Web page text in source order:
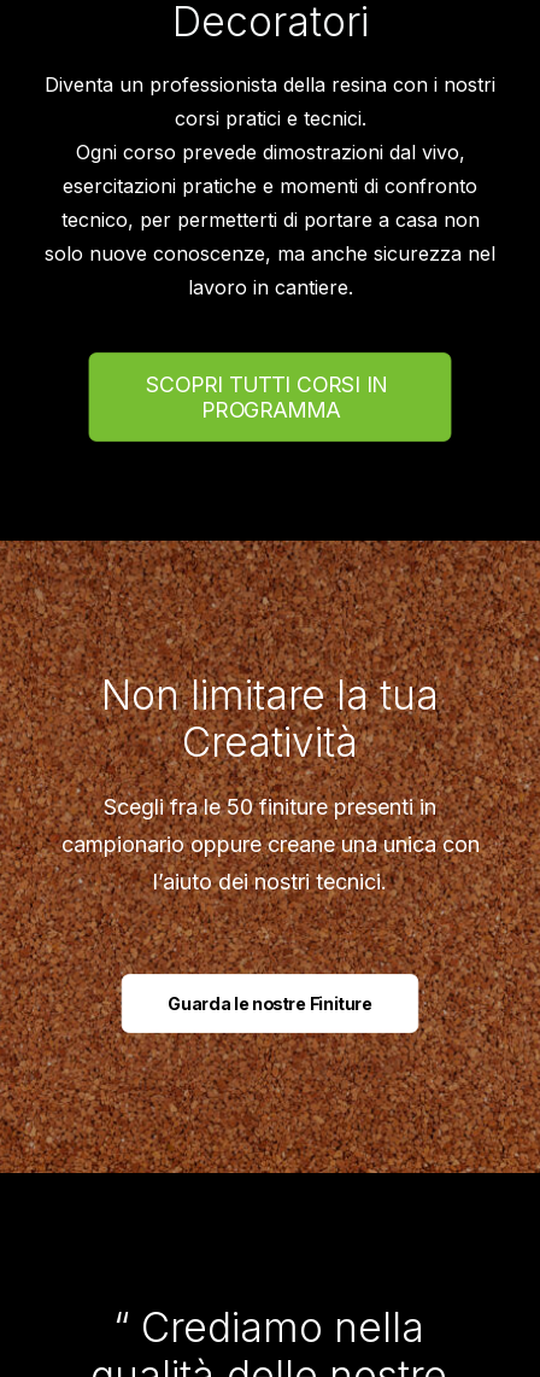
Decoratori
Diventa un professionista della resina con i nostri
corsi pratici e tecnici.
Ogni corso prevede dimostrazioni dal vivo,
esercitazioni pratiche e momenti di confronto
tecnico, per permetterti di portare a casa non
solo nuove conoscenze, ma anche sicurezza nel
lavoro in cantiere.
SCOPRI TUTTI CORSI IN
PROGRAMMA
Non limitare la tua
Creatività
Scegli fra le 50 finiture presenti in
campionario oppure creane una unica con
l’aiuto dei nostri tecnici.
Guarda le nostre Finiture
“ Crediamo nella